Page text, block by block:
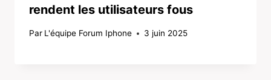
rendent les utilisateurs fous
Par L'équipe Forum Iphone 3 juin 2025